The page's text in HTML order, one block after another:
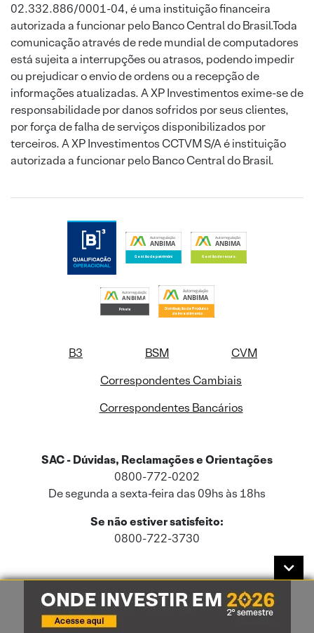
02.332.886/0001-04, é uma instituição financeira
autorizada a funcionar pelo Banco Central do Brasil.Toda
comunicação através de rede mundial de computadores
está sujeita a interrupções ou atrasos, podendo impedir
ou prejudicar o envio de ordens ou a recepção de
informações atualizadas. A XP Investimentos exime-se de
responsabilidade por danos sofridos por seus clientes,
por força de falha de serviços disponibilizados por
terceiros. A XP Investimentos CCTVM S/A é instituição
autorizada a funcionar pelo Banco Central do Brasil.
B3 BSM
CVM
Correspondentes Cambiais
Correspondentes Bancários
SAC - Dúvidas, Reclamações e Orientações
0800-772-0202
De segunda a sexta-feira das 09hs às 18hs
Se não estiver satisfeito:
0800-722-3730
Este site usa cookies e dados pessoais de acordo com a nossaPolítica de
Cookies
e a nossaPolítica de Privacidade.